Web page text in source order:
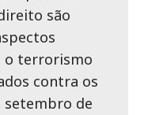
são
o terrorismo
contra os
setembro de